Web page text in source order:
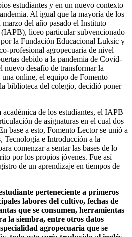
estudiantes y en un nuevo contexto
Al igual que la mayoría de los
del año pasado el Instituto
liceo particular subvencionado
la Fundación Educacional Luksic y
profesional agropecuaria de nivel
debido a la pandemia de Covid-
nuevo desafío de transformar la
online, el equipo de Fomento
biblioteca del colegio, decidió poner
de los estudiantes, el IAPB
de asignaturas en el cual dos
base a esto, Fomento Lector se unió a
Tecnología e Introducción a la
comenzar a sentar las bases de lo
por los propios jóvenes. Fue así
de un aprendizaje en tiempos de
perteneciente a primeros
labores del cultivo, fechas de
que se consumen, herramientas
la siembra, entre otros datos
agropecuaria que se